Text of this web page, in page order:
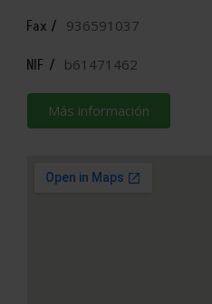
Fax / 936591037
NIF / b61471462
Más información